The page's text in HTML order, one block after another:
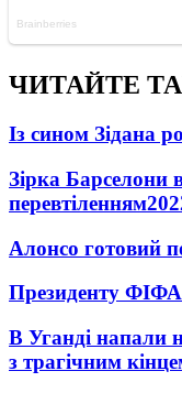
ЧИТАЙТЕ
Із сином Зідана
Зірка Барселони
перевтіленням
Алонсо готовий
Президенту ФІФА
В Уганді напали
з трагічним